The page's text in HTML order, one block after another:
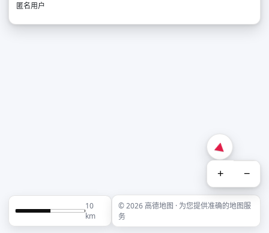
匿名用户
+ −
10
km
© 2026 高德地图 · 为您提供准确的地图服
务